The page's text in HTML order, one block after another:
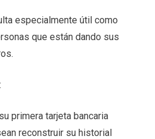
especialmente útil como
que están dando sus
primera tarjeta bancaria
reconstruir su historial